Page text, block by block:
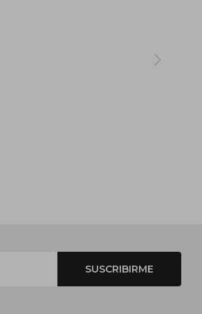
SUSCRIBIRME